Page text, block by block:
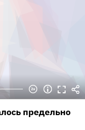
предельно